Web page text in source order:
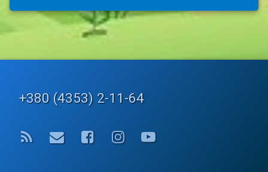
Tel:
+380 (4353) 2-11-64
RSS E-mailFacebook
Instagram
YouTube